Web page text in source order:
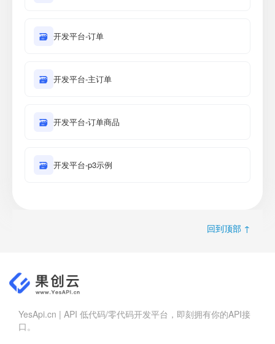
🗃 开发平台-订单
🗃 开发平台-主订单
🗃 开发平台-订单商品
🗃 开发平台-p3示例
回到顶部 ↑
YesApi.cn | API 低代码/零代码开发平台，即刻拥有你的API接
口。